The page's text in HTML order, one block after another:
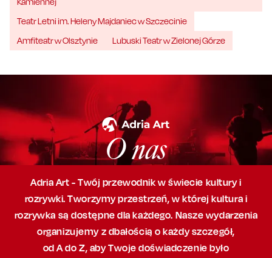
Teatr Letni im. Heleny Majdaniec w Szczecinie
Amfiteatr w Olsztynie
Lubuski Teatr w Zielonej Górze
O nas
Adria Art - Twój przewodnik w świecie kultury i
rozrywki. Tworzymy przestrzeń,w której kultura i
rozrywka są dostępne dla każdego. Nasze wydarzenia
organizujemy z dbałością o każdy szczegół,
od A do Z, abyTwoje doświadczenie było